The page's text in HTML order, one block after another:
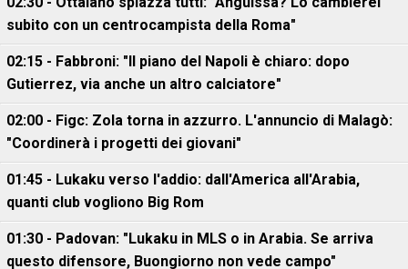
subito con un centrocampista della Roma"
02:15 - Fabbroni: "Il piano del Napoli è chiaro: dopo
Gutierrez, via anche un altro calciatore"
02:00 - Figc: Zola torna in azzurro. L'annuncio di Malagò:
"Coordinerà i progetti dei giovani"
01:45 - Lukaku verso l'addio: dall'America all'Arabia,
quanti club vogliono Big Rom
01:30 - Padovan: "Lukaku in MLS o in Arabia. Se arriva
questo difensore, Buongiorno non vede campo"